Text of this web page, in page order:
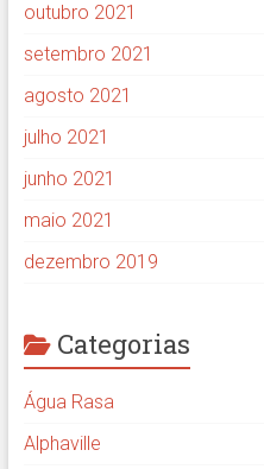
outubro 2021
setembro 2021
agosto 2021
julho 2021
junho 2021
maio 2021
dezembro 2019
Categorias
Água Rasa
Alphaville